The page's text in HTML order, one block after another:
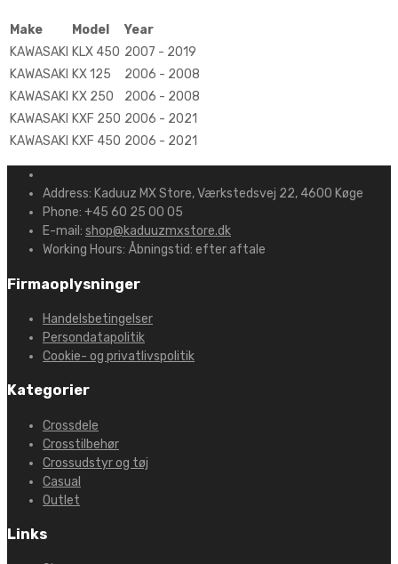
Make Model
Year
KAWASAKI KLX 450 2007 - 2019
KAWASAKI KX 125
2006 - 2008
KAWASAKI KX 250
2006 - 2008
KAWASAKI KXF 250 2006 - 2021
KAWASAKI KXF 450 2006 - 2021
Address: Kaduuz MX Store, Værkstedsvej 22, 4600 Køge
Phone: +45 60 25 00 05
E-mail: shop@kaduuzmxstore.dk
Working Hours: Åbningstid: efter aftale
Firmaoplysninger
Handelsbetingelser
Persondatapolitik
Cookie- og privatlivspolitik
Kategorier
Crossdele
Crosstilbehør
Crossudstyr og tøj
Casual
Outlet
Links